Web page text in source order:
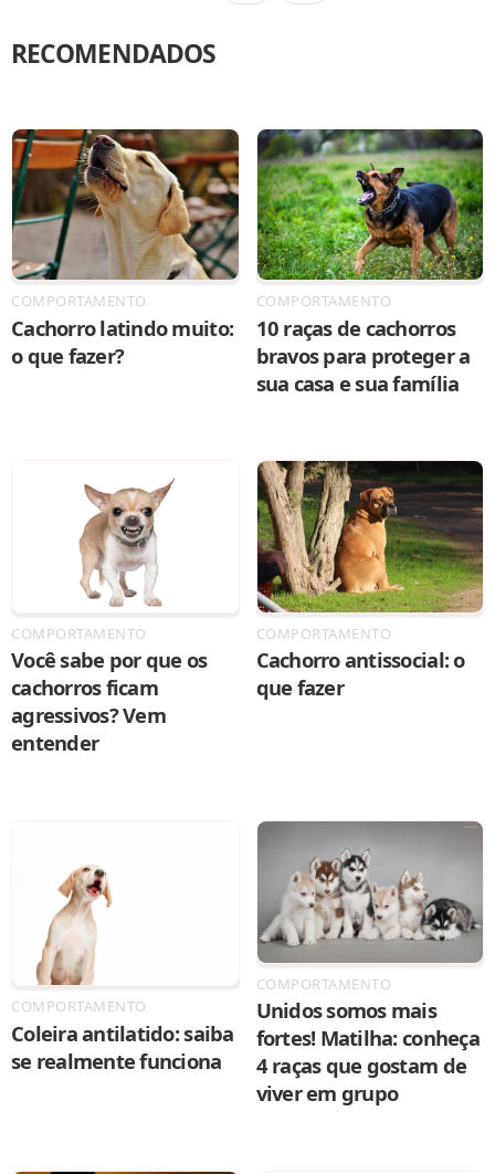
RECOMENDADOS
COMPORTAMENTO
Cachorro latindo muito:
o que fazer?
COMPORTAMENTO
10 raças de cachorros
bravos para proteger a
sua casa e sua família
COMPORTAMENTO
Você sabe por que os
cachorros ficam
agressivos? Vem
entender
COMPORTAMENTO
Cachorro antissocial: o
que fazer
COMPORTAMENTO
Coleira antilatido: saiba
se realmente funciona
COMPORTAMENTO
Unidos somos mais
fortes! Matilha: conheça
4 raças que gostam de
viver em grupo